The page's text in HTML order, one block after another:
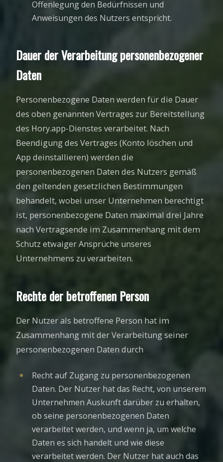
Offenlegung den Bedürfnissen und
Anweisungen des Nutzers entspricht.
Dauer der Verarbeitung personenbezogener
Daten
Personenbezogene Daten werden für die Dauer
des oben genannten Vertrages zur Bereitstellung
des Hory.app-Dienstes verarbeitet. Nach
Beendigung des Vertrages (Konto löschen und
App deinstallieren) werden die
personenbezogenen Daten des Nutzers gemäß
den geltenden gesetzlichen Bestimmungen
behandelt, wobei unser Unternehmen berechtigt
ist, personenbezogene Daten maximal drei Jahre
nach Vertragsende im Zusammenhang mit dem
Schutz etwaiger Ansprüche unseres
Unternehmens zu verarbeiten.
Rechte der betroffenen Person
Der Nutzer als betroffene Person hat im
Zusammenhang mit der Verarbeitung seiner
personenbezogenen Daten durch
Recht auf Zugang zu personenbezogenen
Daten. Der Nutzer hat das Recht, von unserem
Unternehmen Auskunft darüber zu erhalten,
ob seine personenbezogenen Daten
verarbeitet werden, und wenn ja, um welche
Daten es sich handelt und wie diese
verarbeitet werden. Der Nutzer hat auch das